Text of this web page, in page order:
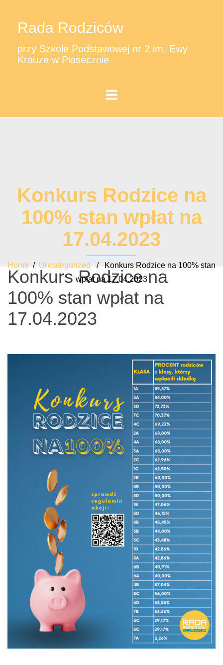
Rada Rodziców
przy Szkole Podstawowej nr 2 im. Ewy
Krauze w Piasecznie
Konkurs Rodzice na
100% stan wpłat na
17.04.2023
Home / Uncategorized
/ Konkurs Rodzice na 100% stan
wpłat na 17.04.2023
Konkurs Rodzice na
100% stan wpłat na
17.04.2023